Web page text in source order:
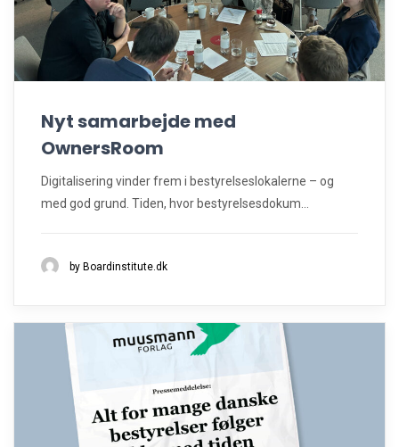
Nyt samarbejde med
OwnersRoom
Digitalisering vinder frem i bestyrelseslokalerne – og
med god grund. Tiden, hvor bestyrelsesdokum...
by Boardinstitute.dk